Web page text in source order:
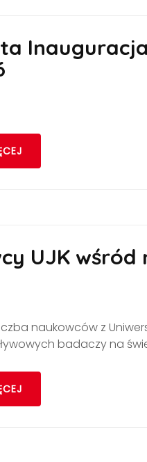
UJK
naukowców z
badaczy na